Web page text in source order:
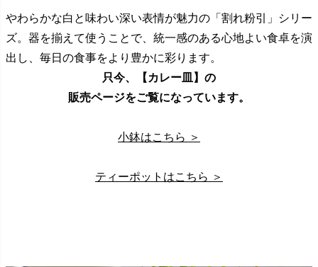
やわらかな白と味わい深い表情が魅力の「割れ粉引」シリー
ズ。器を揃えて使うことで、統一感のある心地よい食卓を演
出し、毎日の食事をより豊かに彩ります。
只今、【カレー皿】の
販売ページをご覧になっています。
小鉢はこちら ＞
ティーポットはこちら ＞